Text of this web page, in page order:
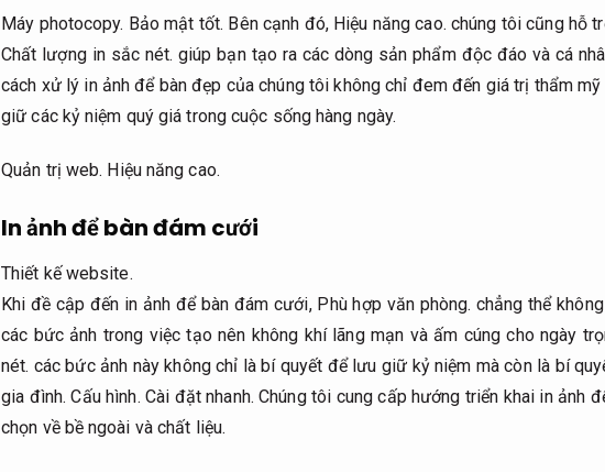
Máy photocopy. Bảo mật tốt. Bên cạnh đó, Hiệu năng cao. chúng tôi cũng hỗ
Chất lượng in sắc nét. giúp bạn tạo ra các dòng sản phẩm độc đáo và cá
cách xử lý in ảnh để bàn đẹp của chúng tôi không chỉ đem đến giá trị thẩm
giữ các kỷ niệm quý giá trong cuộc sống hàng ngày.
Quản trị web. Hiệu năng cao.
In ảnh để bàn đám cưới
Thiết kế website.
Khi đề cập đến in ảnh để bàn đám cưới, Phù hợp văn phòng. chẳng thể
các bức ảnh trong việc tạo nên không khí lãng mạn và ấm cúng cho ngày
nét. các bức ảnh này không chỉ là bí quyết để lưu giữ kỷ niệm mà còn là bí
gia đình.Cấu hình. Cài đặt nhanh. Chúng tôi cung cấp hướng triển khai in ảnh
chọn về bề ngoài và chất liệu.